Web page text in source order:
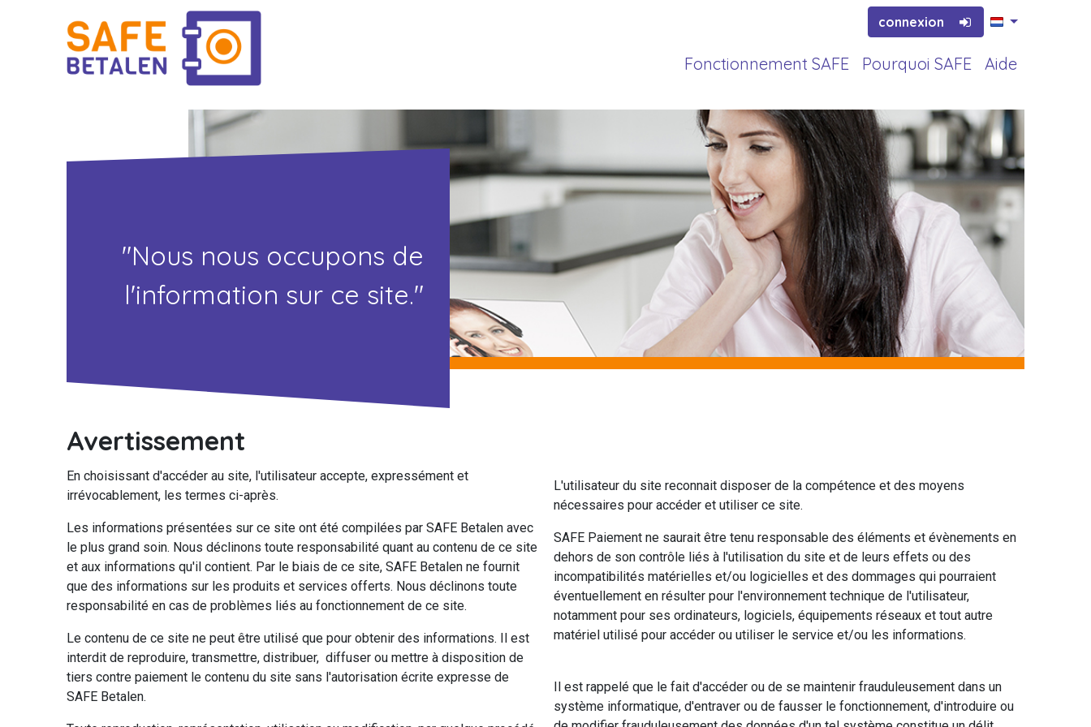
connexion
Fonctionnement SAFE Pourquoi SAFE Aide
"Nous nous occupons de
l'information sur ce site."
Avertissement
En choisissant d'accéder au site, l'utilisateur accepte, expressément et
irrévocablement, les termes ci-après.
Les informations présentées sur ce site ont été compilées par SAFE Betalen avec
le plus grand soin. Nous déclinons toute responsabilité quant au contenu de ce site
et aux informations qu'il contient. Par le biais de ce site, SAFE Betalen ne fournit
que des informations sur les produits et services offerts. Nous déclinons toute
responsabilité en cas de problèmes liés au fonctionnement de ce site.
Le contenu de ce site ne peut être utilisé que pour obtenir des informations. Il est
interdit de reproduire, transmettre, distribuer, diffuser ou mettre à disposition de
tiers contre paiement le contenu du site sans l'autorisation écrite expresse de
SAFE Betalen.
L'utilisateur du site reconnait disposer de la compétence et des moyens
nécessaires pour accéder et utiliser ce site.
SAFE Paiement ne saurait être tenu responsable des éléments et évènements en
dehors de son contrôle liés à l'utilisation du site et de leurs effets ou des
incompatibilités matérielles et/ou logicielles et des dommages qui pourraient
éventuellement en résulter pour l'environnement technique de l'utilisateur,
notamment pour ses ordinateurs, logiciels, équipements réseaux et tout autre
matériel utilisé pour accéder ou utiliser le service et/ou les informations.
Il est rappelé que le fait d'accéder ou de se maintenir frauduleusement dans un
système informatique, d'entraver ou de fausser le fonctionnement, d'introduire ou